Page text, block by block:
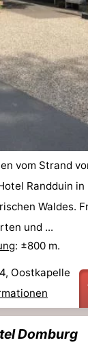
vom Strand
Randduin in
Waldes.
und ...
: ±800 m.
Oostkapelle
Domburg